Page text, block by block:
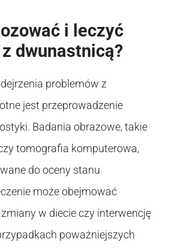
i leczyć
dwunastnicą?
problemów z
jest przeprowadzenie
Badania obrazowe, takie
tomografia komputerowa,
do oceny stanu
może obejmować
w diecie czy interwencję
poważniejszych